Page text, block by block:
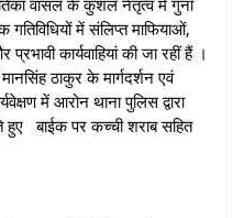
में संलिप्‍त माफियाओं,
कार्यवाहियां की जा रहीं हैं ।
ठाकुर के मार्गदर्शन एवं
में आरोन थाना पुलिस द्वारा
हुए बाईक पर कच्ची शराब सहित